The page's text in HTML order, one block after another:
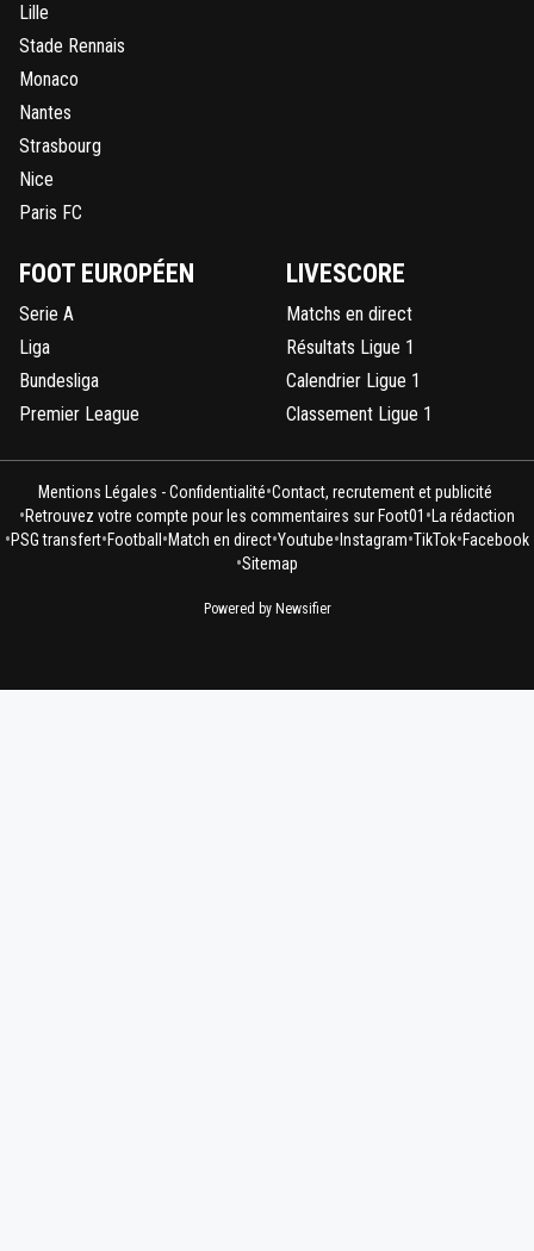
Lille
Stade Rennais
Monaco
Nantes
Strasbourg
Nice
Paris FC
FOOT EUROPÉEN
Serie A
Liga
Bundesliga
Premier League
LIVESCORE
Matchs en direct
Résultats Ligue 1
Calendrier Ligue 1
Classement Ligue 1
Mentions Légales - Confidentialité•Contact, recrutement et publicité
•Retrouvez votre compte pour les commentaires sur Foot01 •La rédaction
•PSG transfert•Football •Match en direct•Youtube• Instagram•TikTok•Facebook
•Sitemap
Powered by Newsifier